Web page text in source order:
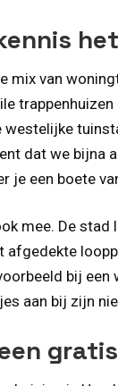
mix van
dat we bijna
je een boete
mee. De
afgedekte
bij
aan bij zijn